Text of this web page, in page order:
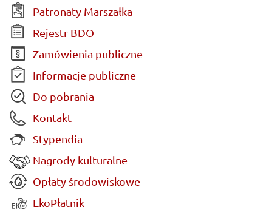
Patronaty Marszałka
Rejestr BDO
Zamówienia publiczne
Informacje publiczne
Do pobrania
Kontakt
Stypendia
Nagrody kulturalne
Opłaty środowiskowe
EkoPłatnik